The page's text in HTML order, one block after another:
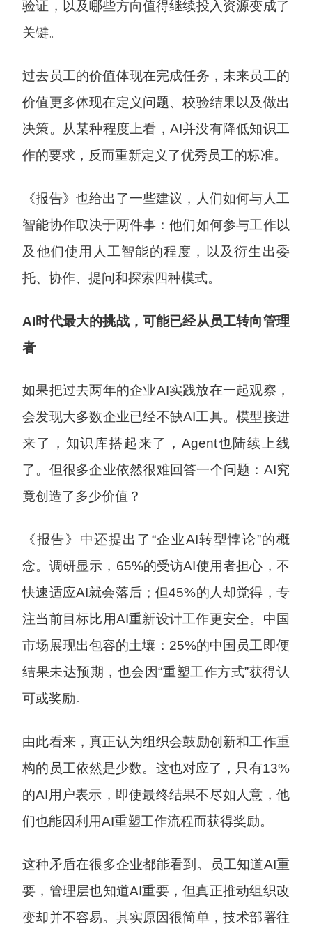
验证，以及哪些方向值得继续投入资源变成了
关键。
过去员工的价值体现在完成任务，未来员工的
价值更多体现在定义问题、校验结果以及做出
决策。从某种程度上看，AI并没有降低知识工
作的要求，反而重新定义了优秀员工的标准。
《报告》也给出了一些建议，人们如何与人工
智能协作取决于两件事：他们如何参与工作以
及他们使用人工智能的程度，以及衍生出委
托、协作、提问和探索四种模式。
AI时代最大的挑战，可能已经从员工转向管理
者
如果把过去两年的企业AI实践放在一起观察，
会发现大多数企业已经不缺AI工具。模型接进
来了，知识库搭起来了，Agent也陆续上线
了。但很多企业依然很难回答一个问题：AI究
竟创造了多少价值？
《报告》中还提出了“企业AI转型悖论”的概
念。调研显示，65%的受访AI使用者担心，不
快速适应AI就会落后；但45%的人却觉得，专
注当前目标比用AI重新设计工作更安全。中国
市场展现出包容的土壤：25%的中国员工即便
结果未达预期，也会因“重塑工作方式”获得认
可或奖励。
由此看来，真正认为组织会鼓励创新和工作重
构的员工依然是少数。这也对应了，只有13%
的AI用户表示，即使最终结果不尽如人意，他
们也能因利用AI重塑工作流程而获得奖励。
这种矛盾在很多企业都能看到。员工知道AI重
要，管理层也知道AI重要，但真正推动组织改
变却并不容易。其实原因很简单，技术部署往